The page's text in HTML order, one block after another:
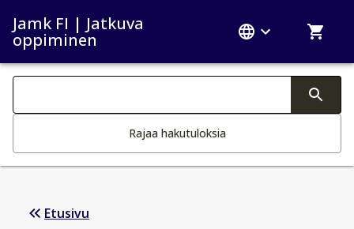
Jamk FI | Jatkuva
oppiminen
Haku kategoriat
Rajaa hakutuloksia
Etusivu